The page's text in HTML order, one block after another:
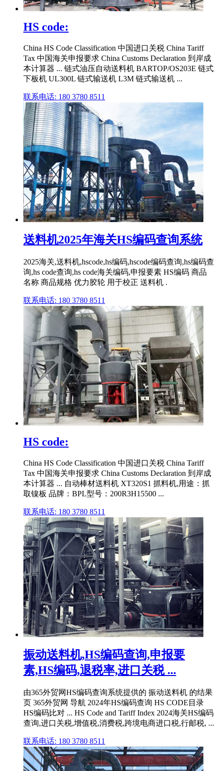
HS code:
China HS Code Classification 中国进口关税 China Tariff
Tax 中国海关申报要求 China Customs Declaration 到岸成
本计算器 ... 链式油压自动送料机 BARTOP/OS203E 链式
下板机 UL300L 链式输送机 L3M 链式输送机 ...
联系电话: 180 3780 8511
送料机2025年海关HS编码查询系统
2025海关,送料机,hscode,hs编码,hscode编码查询,hs编码查
询,hs code查询,hs code海关编码,申报要素 HS编码 商品
名称 商品规格 优力胶轮 用于校正 送料机 .
联系电话: 180 3780 8511
HS code:
China HS Code Classification 中国进口关税 China Tariff
Tax 中国海关申报要求 China Customs Declaration 到岸成
本计算器 ... 自动棒材送料机 XT320S1 抓料机,用途：抓
取镍板 品牌：BPL型号：200R3H15500 ...
联系电话: 180 3780 8511
振动送料机,HS编码查询,申报要
素,HS编码,退税率,进口关税 ...
由365外贸网HS编码查询系统提供的 振动送料机 的结果
页 365外贸网 导航 2024年HS编码查询 HS CODE目录
HS编码比对 ... HS Code and Tariff Index 2024海关HS编码
查询,进口关税,增值税,消费税,跨境电商进口税,行邮税, ...
联系电话: 180 3780 8511